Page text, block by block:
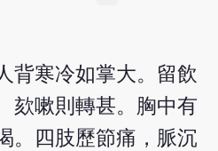
背寒冷如掌大。留飲
欬嗽則轉甚。胸中有
。四肢歷節痛，脈沉